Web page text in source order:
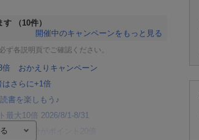
す
（10件）
開催中のキャンペーンをもっと見る
各説明頁でご確認ください。
倍 おかえりキャンペーン
はさらに+1倍
書を楽しもう♪
最大10倍 2026/8/1-8/31
ス購入分がポイント20倍